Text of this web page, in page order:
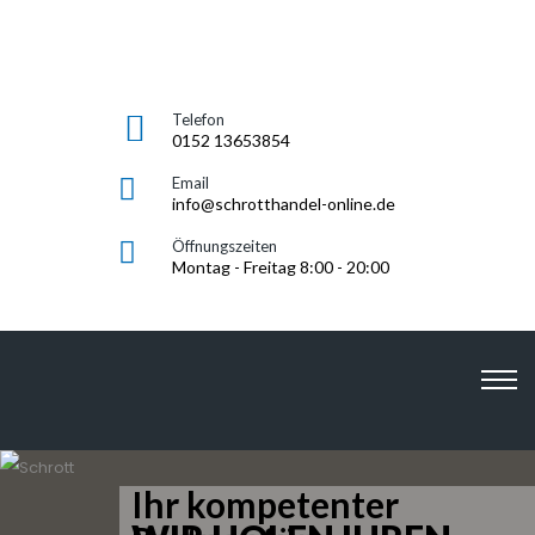
Telefon
0152 13653854
Email
info@schrotthandel-online.de
Öffnungszeiten
Montag - Freitag 8:00 - 20:00
Ihr kompetenter